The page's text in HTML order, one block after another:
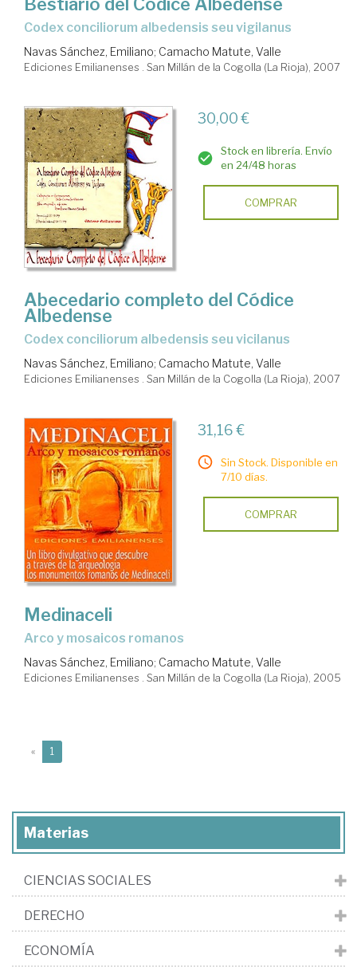
Codex conciliorum albedensis seu vigilanus
Navas Sánchez, Emiliano; Camacho Matute, Valle
Ediciones Emilianenses . San Millán de la Cogolla (La Rioja), 2007
30,00 €
Stock en librería. Envío
en 24/48 horas
COMPRAR
Abecedario completo del Códice
Albedense
Codex conciliorum albedensis seu vicilanus
Navas Sánchez, Emiliano; Camacho Matute, Valle
Ediciones Emilianenses . San Millán de la Cogolla (La Rioja), 2007
31,16 €
Sin Stock. Disponible en
7/10 días.
COMPRAR
Medinaceli
arco y mosaicos romanos
Navas Sánchez, Emiliano; Camacho Matute, Valle
Ediciones Emilianenses . San Millán de la Cogolla (La Rioja), 2005
« 1
Materias
CIENCIAS SOCIALES
DERECHO
ECONOMÍA